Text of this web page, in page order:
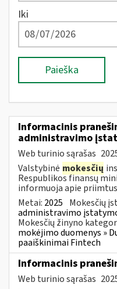
Iki
Paieška
Informacinis
administravimo
Web turinio sąrašas
Valstybinė mokesčių
Respublikos finansų
informuoja apie
Metai: 2025 Mokesčių
administravimo
Mokesčių žinyno
mokėjimo duomenys »
paaiškinimai Fintech
Informacinis
Web turinio sąrašas